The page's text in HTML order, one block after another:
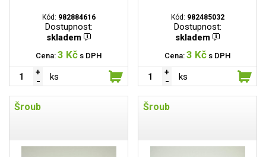
Kód: 982884616
Dostupnost:
skladem
Cena: 3 Kč s DPH
ks
Kód: 982485032
Dostupnost:
skladem
Cena: 3 Kč s DPH
ks
Šroub Šroub